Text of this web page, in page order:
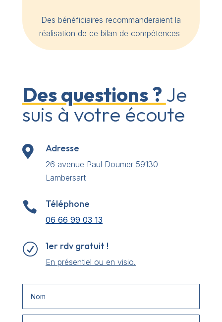
Des bénéficiaires recommanderaient la
réalisation de ce bilan de compétences
Des questions ? Je
suis à votre écoute
 Adresse
26 avenue Paul Doumer 59130
Lambersart
 Téléphone
06 66 99 03 13
R 1er rdv gratuit !
En présentiel ou en visio.